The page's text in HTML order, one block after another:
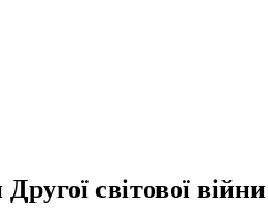
світової війни